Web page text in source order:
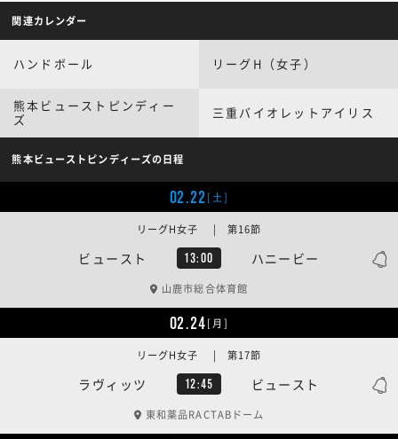
関連カレンダー
ハンドボール リーグH（女子）
熊本ビューストピンディー
ズ
三重バイオレットアイリス
熊本ビューストピンディーズの日程
02.22[土]
ビュースト 13:00 ハニービー
リーグH女子 | 第16節
山鹿市総合体育館
02.24[月]
ラヴィッツ 12:45 ビュースト
リーグH女子 | 第17節
東和薬品RACTABドーム